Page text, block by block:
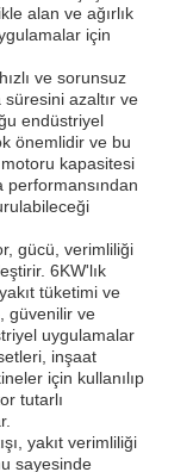
alan ve ağırlık
için
ve sorunsuz
süresini azaltır ve
endüstriyel
önemlidir ve bu
kapasitesi
performansından
gücü, verimliliği
6KW'lık
tüketimi ve
güvenilir ve
uygulamalar
inşaat
için kullanılıp
tutarlı
yakıt verimliliği
sayesinde